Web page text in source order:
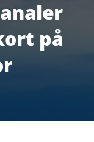
på